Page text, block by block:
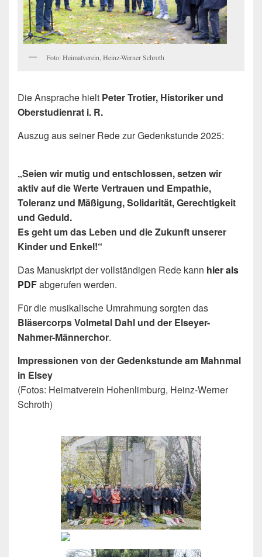
Foto: Heimatverein, Heinz-Werner Schroth
Die Ansprache hielt Peter Trotier, Historiker und
Oberstudienrat i. R.
Auszug aus seiner Rede zur Gedenkstunde 2025:
„Seien wir mutig und entschlossen, setzen wir
aktiv auf die Werte Vertrauen und Empathie,
Toleranz und Mäßigung, Solidarität, Gerechtigkeit
und Geduld.
Es geht um das Leben und die Zukunft unserer
Kinder und Enkel!“
Das Manuskript der vollständigen Rede kann hier als
PDFabgerufen werden.
Für die musikalische Umrahmung sorgten das
Bläsercorps Volmetal Dahl und der Elseyer-
Nahmer-Männerchor.
Impressionen von der Gedenkstunde am Mahnmal
in Elsey
(Fotos: Heimatverein Hohenlimburg, Heinz-Werner
Schroth)